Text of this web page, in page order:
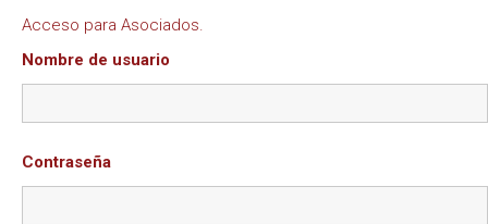
Acceso para Asociados.
Nombre de usuario
Contraseña